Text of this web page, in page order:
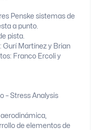
Penske sistemas de
a punto.
pista.
Gurí Martínez y Brian
Franco Ercoli y
– Stress Analysis
de elementos de